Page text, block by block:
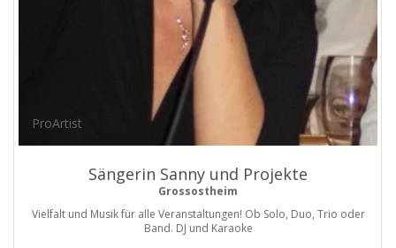
ProArtist
Sängerin Sanny und Projekte
Grossostheim
Vielfalt und Musik für alle Veranstaltungen! Ob Solo, Duo, Trio oder
Band. DJ und Karaoke